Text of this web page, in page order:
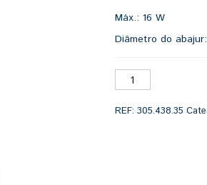
Máx.: 16 W
Diâmetro do
REF:305.438.35